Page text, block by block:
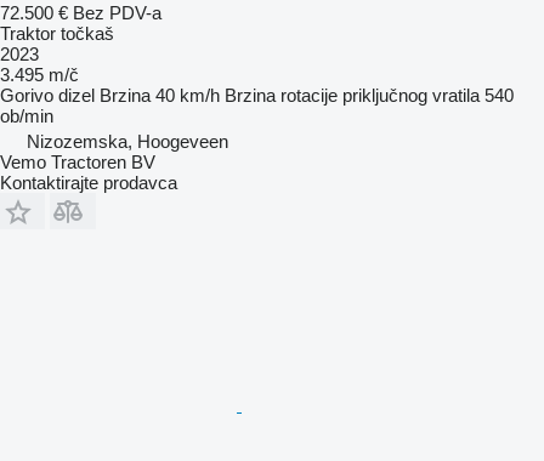
72.500 € Bez PDV-a
Traktor točkaš
2023
3.495 m/č
Gorivo dizel Brzina 40 km/h Brzina rotacije priključnog vratila 540
ob/min
Nizozemska, Hoogeveen
Vemo Tractoren BV
Kontaktirajte prodavca